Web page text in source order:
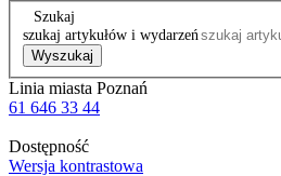
Szukaj
szukaj artykułów i wydarzeń
Wyszukaj
Linia miasta Poznań
61 646 33 44
Dostępność
Wersja kontrastowa